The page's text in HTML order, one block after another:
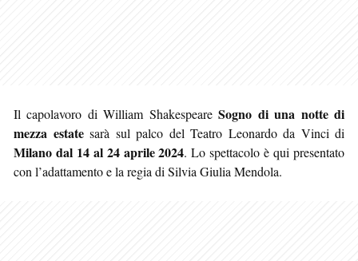
Il capolavoro di William ShakespeareSogno di una notte di
mezza estatesarà sul palco del Teatro Leonardo da Vinci di
Milano dal 14 al 24 aprile 2024. Lo spettacolo è qui presentato
con l’adattamento e la regia di Silvia Giulia Mendola.